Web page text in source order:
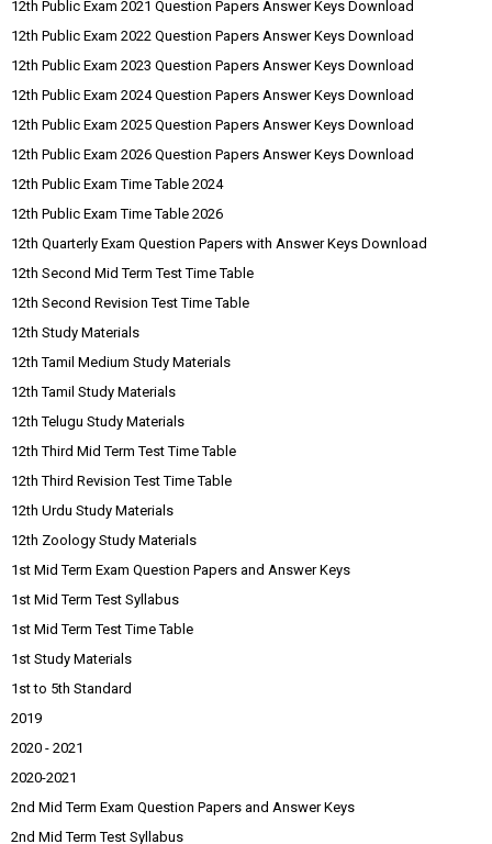
12th Public Exam 2021 Question Papers Answer Keys Download
12th Public Exam 2022 Question Papers Answer Keys Download
12th Public Exam 2023 Question Papers Answer Keys Download
12th Public Exam 2024 Question Papers Answer Keys Download
12th Public Exam 2025 Question Papers Answer Keys Download
12th Public Exam 2026 Question Papers Answer Keys Download
12th Public Exam Time Table 2024
12th Public Exam Time Table 2026
12th Quarterly Exam Question Papers with Answer Keys Download
12th Second Mid Term Test Time Table
12th Second Revision Test Time Table
12th Study Materials
12th Tamil Medium Study Materials
12th Tamil Study Materials
12th Telugu Study Materials
12th Third Mid Term Test Time Table
12th Third Revision Test Time Table
12th Urdu Study Materials
12th Zoology Study Materials
1st Mid Term Exam Question Papers and Answer Keys
1st Mid Term Test Syllabus
1st Mid Term Test Time Table
1st Study Materials
1st to 5th Standard
2019
2020 - 2021
2020-2021
2nd Mid Term Exam Question Papers and Answer Keys
2nd Mid Term Test Syllabus